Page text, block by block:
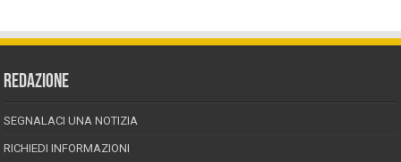
REDAZIONE
SEGNALACI UNA NOTIZIA
RICHIEDI INFORMAZIONI